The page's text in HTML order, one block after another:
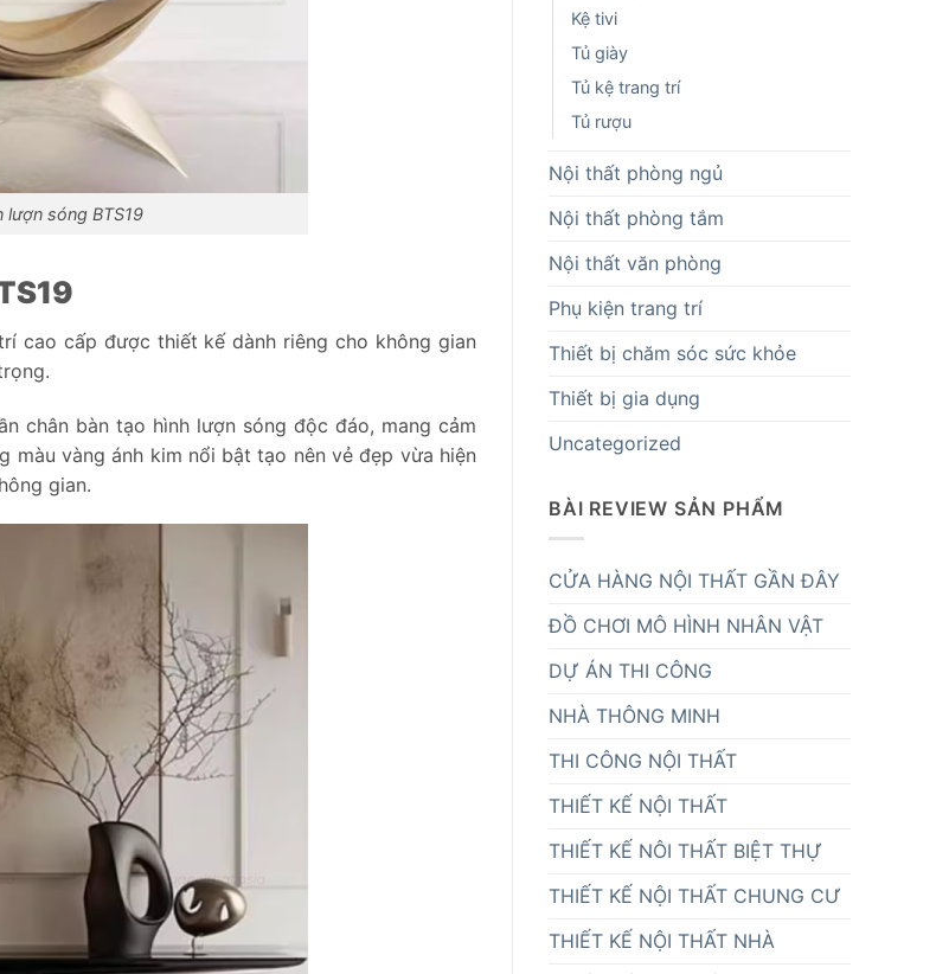
Kệ tivi
Tủ giày
Tủ kệ trang trí
Tủ rượu
Nội thất phòng ngủ
Nội thất phòng tắm
Nội thất văn phòng
Phụ kiện trang trí
Thiết bị chăm sóc sức khỏe
Thiết bị gia dụng
Uncategorized
BÀI REVIEW SẢN PHẨM
CỬA HÀNG NỘI THẤT GẦN ĐÂY
ĐỒ CHƠI MÔ HÌNH NHÂN VẬT
DỰ ÁN THI CÔNG
NHÀ THÔNG MINH
THI CÔNG NỘI THẤT
THIẾT KẾ NỘI THẤT
THIẾT KẾ NÔI THẤT BIỆT THỰ
THIẾT KẾ NỘI THẤT CHUNG CƯ
THIẾT KẾ NỘI THẤT NHÀ
sóng BTS19
cao cấp được thiết kế dành riêng cho không gian
chân bàn tạo hình lượn sóng độc đáo, mang cảm
vàng ánh kim nổi bật tạo nên vẻ đẹp vừa hiện
gian.